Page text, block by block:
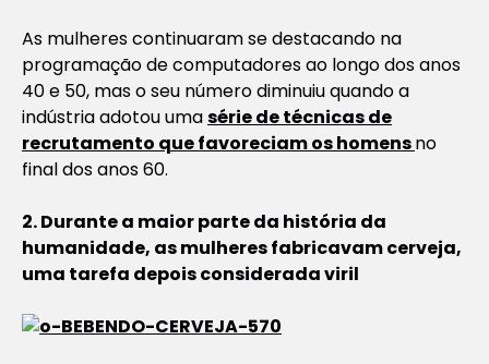
As mulheres continuaram se destacando na
programação de computadores ao longo dos anos
40 e 50, mas o seu número diminuiu quando a
indústria adotou umasérie de técnicas de
recrutamento que favoreciam os homensno
final dos anos 60.
2. Durante a maior parte da história da
humanidade, as mulheres fabricavam cerveja,
uma tarefa depois considerada viril